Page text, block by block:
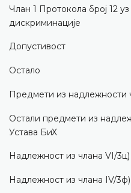
Члан 1 Протокола број 12
дискриминације
Допустивост
Остало
Предмети из надлежности
Остали предмети из
Устава БиХ
Надлежност из члана VI/
Надлежност из члана IV/